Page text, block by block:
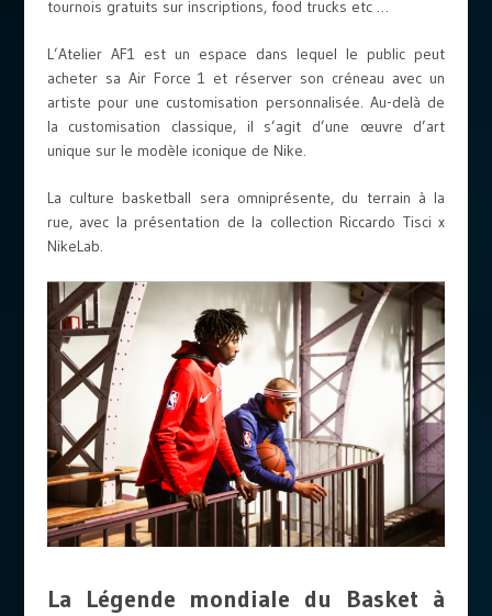
tournois gratuits sur inscriptions, food trucks etc …
L’Atelier AF1 est un espace dans lequel le public peut
acheter sa Air Force 1 et réserver son créneau avec un
artiste pour une customisation personnalisée. Au-delà de
la customisation classique, il s’agit d’une œuvre d’art
unique sur le modèle iconique de Nike.
La culture basketball sera omniprésente, du terrain à la
rue, avec la présentation de la collection Riccardo Tisci x
NikeLab.
La Légende mondiale du Basket à